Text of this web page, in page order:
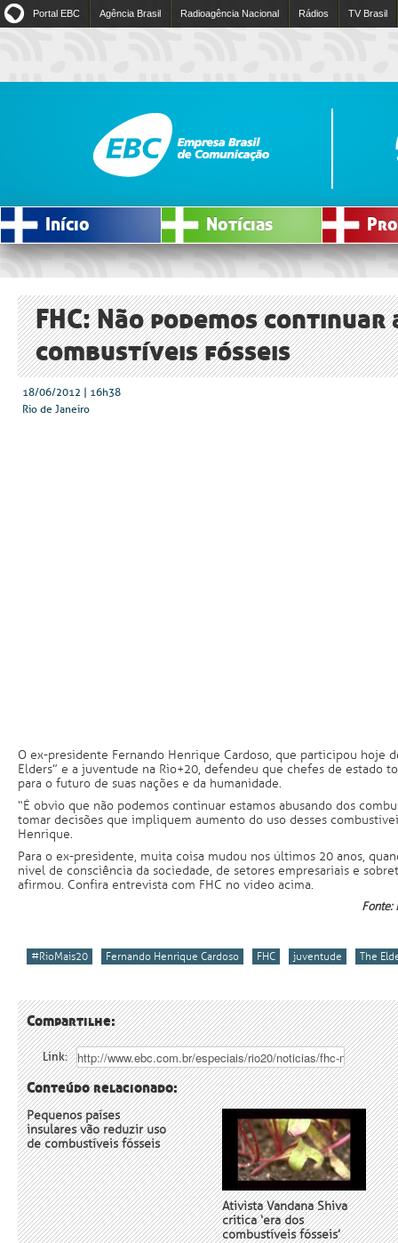
Portal EBC Agência Brasil Radioagência Nacional Rádios TV Brasil
Início Notícias
FHC: Não podemos continuar
combustíveis fósseis
18/06/2012 | 16h38
Rio de Janeiro
O ex-presidente Fernando Henrique Cardoso, que participou hoje
Elders” e a juventude na Rio+20, defendeu que chefes de estado
para o futuro de suas nações e da humanidade.
“É obvio que não podemos continuar estamos abusando dos
tomar decisões que impliquem aumento do uso desses
Henrique.
Para o ex-presidente, muita coisa mudou nos últimos 20 anos,
nível de consciência da sociedade, de setores empresariais e
afirmou. Confira entrevista com FHC no vídeo acima.
Fonte:
#RioMais20 Fernando Henrique Cardoso FHC juventude The
Compartilhe:
Link:
Conteúdo relacionado:
Pequenos países
insulares vão reduzir uso
de combustíveis fósseis
Ativista Vandana Shiva
critica ‘era dos
combustíveis fósseis’